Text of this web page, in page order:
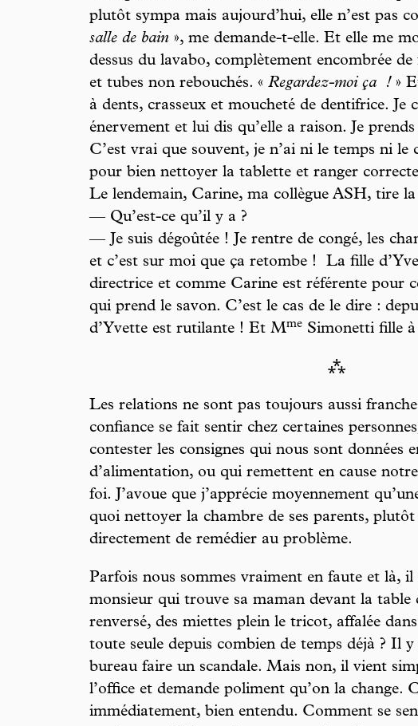
plutôt sympa mais aujourd’hui, elle n’est pas
salle de bain », me demande-t-elle. Et elle me
dessus du lavabo, complètement encombrée
et tubes non rebouchés. « Regardez-moi ça ! »
à dents, crasseux et moucheté de dentifrice. Je
énervement et lui dis qu’elle a raison. Je
C’est vrai que souvent, je n’ai ni le temps ni le
pour bien nettoyer la tablette et ranger
Le lendemain, Carine, ma collègue ASH, tire la
— Qu’est-ce qu’il y a ?
— Je suis dégoûtée ! Je rentre de congé, les
et c’est sur moi que ça retombe ! La fille
directrice et comme Carine est référente pour
qui prend le savon. C’est le cas de le dire :
d’Yvette est rutilante ! Et Mme Simonetti fille
⁂
Les relations ne sont pas toujours aussi
confiance se fait sentir chez certaines
contester les consignes qui nous sont données
d’alimentation, ou qui remettent en cause
foi. J’avoue que j’apprécie moyennement
quoi nettoyer la chambre de ses parents,
directement de remédier au problème.
Parfois nous sommes vraiment en faute et là,
monsieur qui trouve sa maman devant la table
renversé, des miettes plein le tricot, affalée
toute seule depuis combien de temps déjà ? Il
bureau faire un scandale. Mais non, il vient
l’office et demande poliment qu’on la change.
immédiatement, bien entendu. Comment se